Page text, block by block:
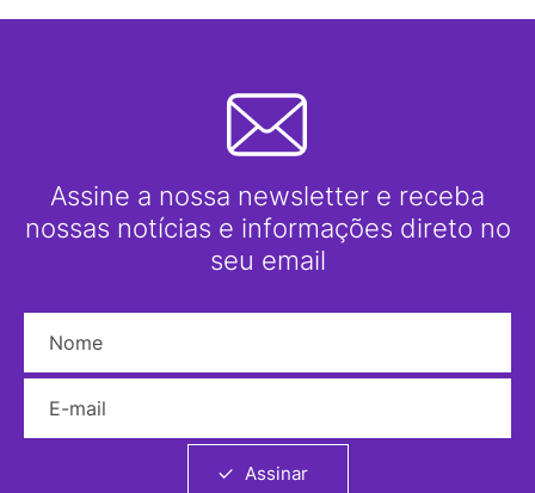
Assine a nossa newsletter e receba
nossas notícias e informações direto no
seu email
Assinar